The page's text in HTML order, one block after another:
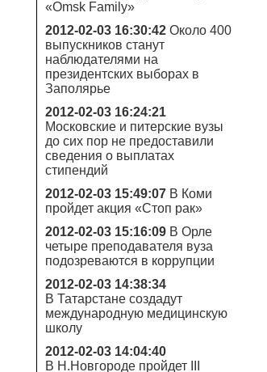
«Omsk Family»
2012-02-03 16:30:42 Около 400
выпускников станут
наблюдателями на
президентских выборах в
Заполярье
2012-02-03 16:24:21
Московские и питерские вузы
до сих пор не предоставили
сведения о выплатах
стипендий
2012-02-03 15:49:07 В Коми
пройдет акция «Стоп рак»
2012-02-03 15:16:09 В Орле
четыре преподавателя вуза
подозреваются в коррупции
2012-02-03 14:38:34
В Татарстане создадут
международную медицинскую
школу
2012-02-03 14:04:40
В Н.Новгороде пройдет III